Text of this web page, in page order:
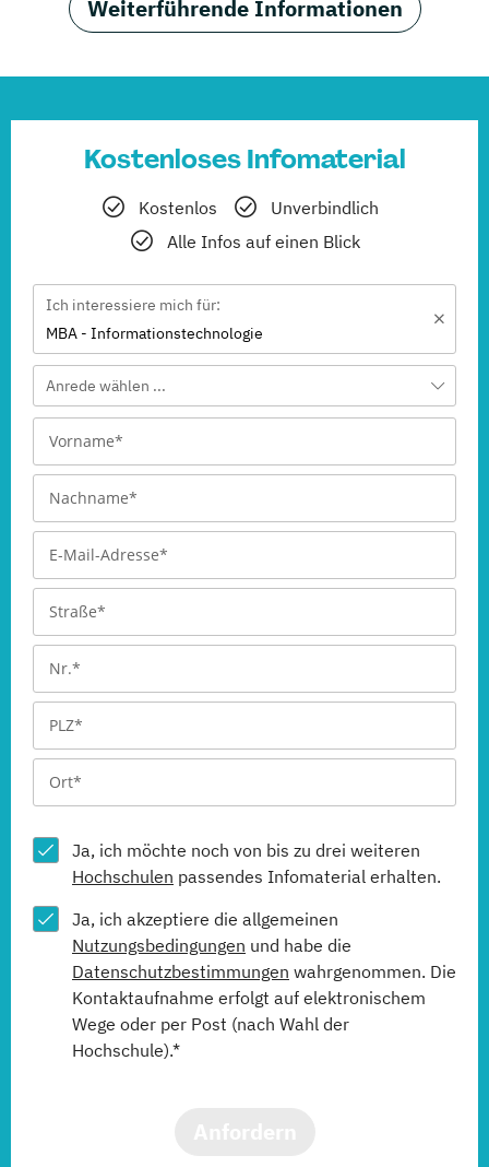
Weiterführende Informationen
Kostenloses Infomaterial
Kostenlos
Unverbindlich
Alle Infos auf einen Blick
Ich interessiere mich für:
MBA - Informationstechnologie
Anrede wählen ...
Ja, ich möchte noch von bis zu drei weiteren
Hochschulen passendes Infomaterial erhalten.
Ja, ich akzeptiere die allgemeinen
Nutzungsbedingungen und habe die
Datenschutzbestimmungen wahrgenommen. Die
Kontaktaufnahme erfolgt auf elektronischem
Wege oder per Post (nach Wahl der
Hochschule).*